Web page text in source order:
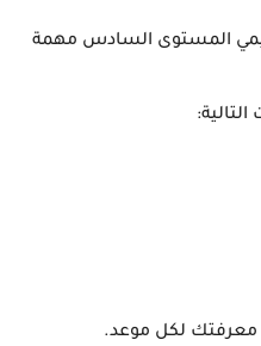
المستوى السادس مهمة
التالية:
معرفتك لكل موعد.